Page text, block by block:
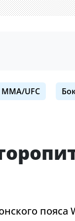
MMA/UFC
пояса